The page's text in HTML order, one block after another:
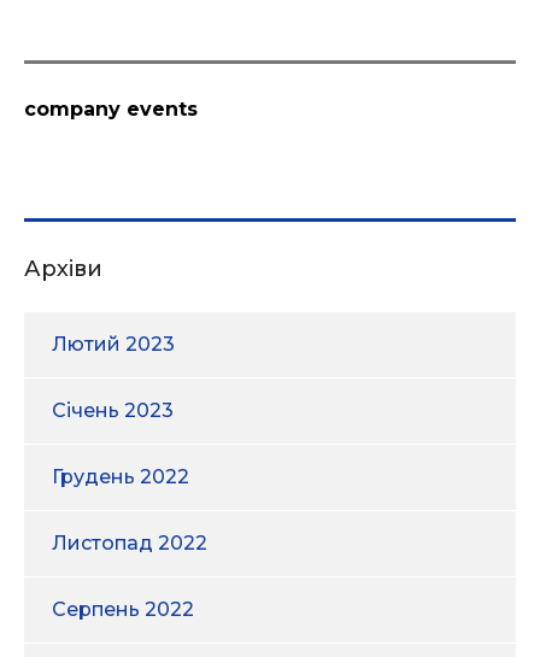
company events
Архіви
Лютий 2023
Січень 2023
Грудень 2022
Листопад 2022
Серпень 2022